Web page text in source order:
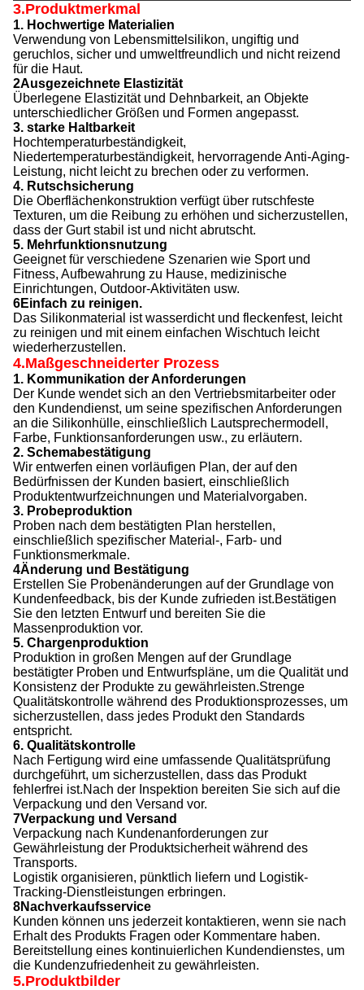
3.Produktmerkmal
1. Hochwertige Materialien
Verwendung von Lebensmittelsilikon, ungiftig und
geruchlos, sicher und umweltfreundlich und nicht reizend
für die Haut.
2Ausgezeichnete Elastizität
Überlegene Elastizität und Dehnbarkeit, an Objekte
unterschiedlicher Größen und Formen angepasst.
3. starke Haltbarkeit
Hochtemperaturbeständigkeit,
Niedertemperaturbeständigkeit, hervorragende Anti-Aging-
Leistung, nicht leicht zu brechen oder zu verformen.
4. Rutschsicherung
Die Oberflächenkonstruktion verfügt über rutschfeste
Texturen, um die Reibung zu erhöhen und sicherzustellen,
dass der Gurt stabil ist und nicht abrutscht.
5. Mehrfunktionsnutzung
Geeignet für verschiedene Szenarien wie Sport und
Fitness, Aufbewahrung zu Hause, medizinische
Einrichtungen, Outdoor-Aktivitäten usw.
6Einfach zu reinigen.
Das Silikonmaterial ist wasserdicht und fleckenfest, leicht
zu reinigen und mit einem einfachen Wischtuch leicht
wiederherzustellen.
4.Maßgeschneiderter Prozess
1. Kommunikation der Anforderungen
Der Kunde wendet sich an den Vertriebsmitarbeiter oder
den Kundendienst, um seine spezifischen Anforderungen
an die Silikonhülle, einschließlich Lautsprechermodell,
Farbe, Funktionsanforderungen usw., zu erläutern.
2. Schemabestätigung
Wir entwerfen einen vorläufigen Plan, der auf den
Bedürfnissen der Kunden basiert, einschließlich
Produktentwurfzeichnungen und Materialvorgaben.
3. Probeproduktion
Proben nach dem bestätigten Plan herstellen,
einschließlich spezifischer Material-, Farb- und
Funktionsmerkmale.
4Änderung und Bestätigung
Erstellen Sie Probenänderungen auf der Grundlage von
Kundenfeedback, bis der Kunde zufrieden ist.Bestätigen
Sie den letzten Entwurf und bereiten Sie die
Massenproduktion vor.
5. Chargenproduktion
Produktion in großen Mengen auf der Grundlage
bestätigter Proben und Entwurfspläne, um die Qualität und
Konsistenz der Produkte zu gewährleisten.Strenge
Qualitätskontrolle während des Produktionsprozesses, um
sicherzustellen, dass jedes Produkt den Standards
entspricht.
6. Qualitätskontrolle
Nach Fertigung wird eine umfassende Qualitätsprüfung
durchgeführt, um sicherzustellen, dass das Produkt
fehlerfrei ist.Nach der Inspektion bereiten Sie sich auf die
Verpackung und den Versand vor.
7Verpackung und Versand
Verpackung nach Kundenanforderungen zur
Gewährleistung der Produktsicherheit während des
Transports.
Logistik organisieren, pünktlich liefern und Logistik-
Tracking-Dienstleistungen erbringen.
8Nachverkaufsservice
Kunden können uns jederzeit kontaktieren, wenn sie nach
Erhalt des Produkts Fragen oder Kommentare haben.
Bereitstellung eines kontinuierlichen Kundendienstes, um
die Kundenzufriedenheit zu gewährleisten.
5.Produktbilder